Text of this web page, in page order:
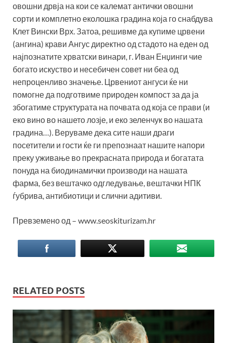
овошни дрвја на кои се калемат антички овошни
сорти и комплетно еколошка градина која го снабдува
Клет Вински Врх. Затоа, решивме да купиме црвени
(ангина) крави Ангус директно од стадото на еден од
најпознатите хрватски винари, г. Иван Енџинги чие
богато искуство и несебичен совет ни беа од
непроценливо значење. Црвениот ангуси ќе ни
помогне да подготвиме природен компост за да ја
збогатиме структурата на почвата од која се прави (и
еко вино во нашето лозје, и еко зеленчук во нашата
градина…). Веруваме дека сите наши драги
посетители и гости ќе ги препознаат нашите напори
преку уживање во прекрасната природа и богатата
понуда на биодинамички производи на нашата
фарма, без вештачко одгледување, вештачки НПК
ѓубрива, антибиотици и слични адитиви.
Превземено од – www.seoskiturizam.hr
RELATED POSTS